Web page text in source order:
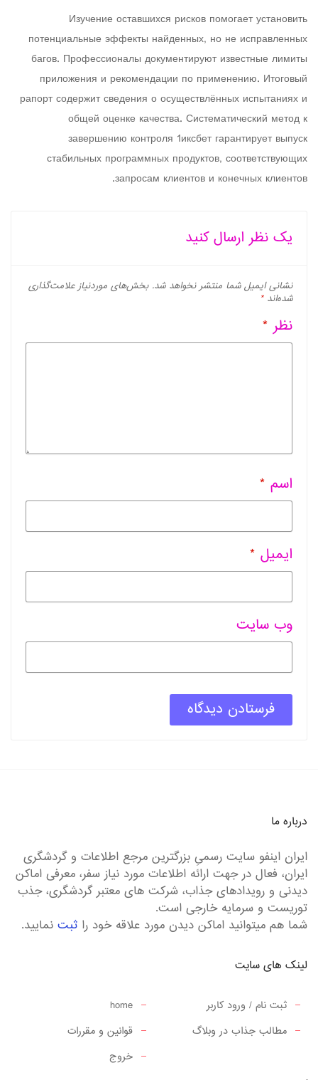
Изучение оставшихся рисков помогает установить
потенциальные эффекты найденных, но не исправленных
багов. Профессионалы документируют известные лимиты
приложения и рекомендации по применению. Итоговый
рапорт содержит сведения о осуществлённых испытаниях и
общей оценке качества. Систематический метод к
завершению контроля 1иксбет гарантирует выпуск
стабильных программных продуктов, соответствующих
запросам клиентов и конечных клиентов.
یک نظر ارسال کنید
نشانی ایمیل شما منتشر نخواهد شد. بخش‌های موردنیاز علامت‌گذاری
شده‌اند*
نظر *
اسم *
ایمیل *
وب سایت
درباره ما
ایران اینفو سایت رسمیِ بزرگترین مرجع اطلاعات و گردشگری
ایران، فعال در جهت ارائه اطلاعات مورد نیاز سفر، معرفی اماکن
دیدنی و رویدادهای جذاب، شرکت های معتبر گردشگری، جذب
توریست و سرمایه خارجی است.
شما هم میتوانید اماکن دیدن مورد علاقه خود را ثبت نمایید.
لینک های سایت
home
ثبت نام / ورود کاربر
قوانین و مقررات
مطالب جذاب در وبلاگ
خروج